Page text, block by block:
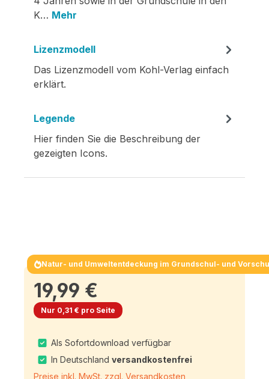
K… Mehr
Lizenzmodell
Das Lizenzmodell vom Kohl-Verlag einfach
erklärt.
Legende
Hier finden Sie die Beschreibung der
gezeigten Icons.
Natur- und Umweltentdeckung im Grundschul- und
19,99 €
Nur 0,31 € pro Seite
Als Sofortdownload verfügbar
In Deutschlandversandkostenfrei
Preise inkl. MwSt. zzgl. Versandkosten